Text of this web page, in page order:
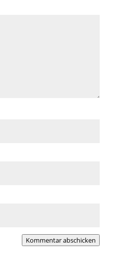
Kommentar abschicken